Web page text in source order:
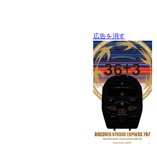
広告を消す